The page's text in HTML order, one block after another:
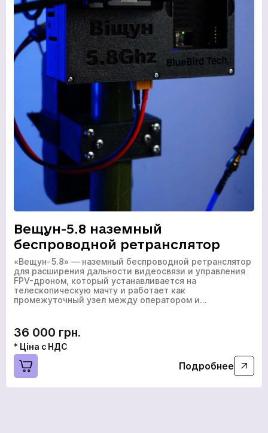
Вещун-5.8 наземный
беспроводной ретранслятор
«Вещун-5.8» — наземный беспроводной ретранслятор
для расширения дальности видеосвязи и управления
FPV-дроном, который устанавливается на
телескопическую мачту и работает как
промежуточный узел между оператором и…
36 000 грн.
* Ціна с НДС
Подробнее